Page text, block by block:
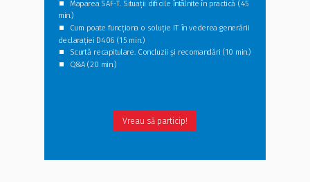
⏹
Maparea SAF-T. Situații dificile întâlnite în practică (45
min.)
⏹
Cum poate funcționa o soluție IT în vederea generării
declarației D406 (15 min.)
⏹
Scurtă recapitulare. Concluzii și recomandări (10 min.)
⏹
Q&A (20 min.)
Vreau să particip!